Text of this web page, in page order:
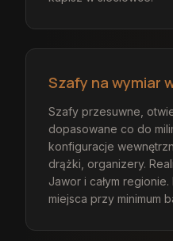
Szafy na wymiar
Szafy przesuwne,
dopasowane co do
konfiguracje
drążki, organizery.
Jawor i całym regionie.
miejsca przy minimum